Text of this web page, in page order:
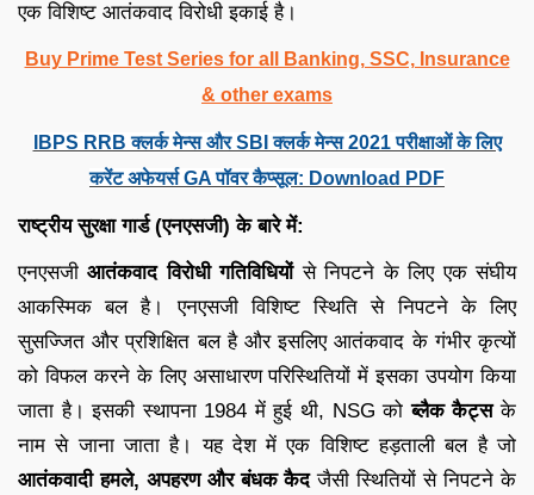
एक विशिष्ट आतंकवाद विरोधी इकाई है।
Buy Prime Test Series for all Banking, SSC, Insurance
& other exams
IBPS RRB क्लर्क मेन्स और SBI क्लर्क मेन्स 2021 परीक्षाओं के लिए
करेंट अफेयर्स GA पॉवर कैप्सूल: Download PDF
राष्ट्रीय सुरक्षा गार्ड (एनएसजी) के बारे में:
एनएसजीआतंकवाद विरोधी गतिविधियोंसे निपटने के लिए एक संघीय
आकस्मिक बल है। एनएसजी विशिष्ट स्थिति से निपटने के लिए
सुसज्जित और प्रशिक्षित बल है और इसलिए आतंकवाद के गंभीर कृत्यों
को विफल करने के लिए असाधारण परिस्थितियों में इसका उपयोग किया
जाता है। इसकी स्थापना 1984 में हुई थी, NSG कोब्लैक कैट्सके
नाम से जाना जाता है। यह देश में एक विशिष्ट हड़ताली बल है जो
आतंकवादी हमले, अपहरण और बंधक कैदजैसी स्थितियों से निपटने के